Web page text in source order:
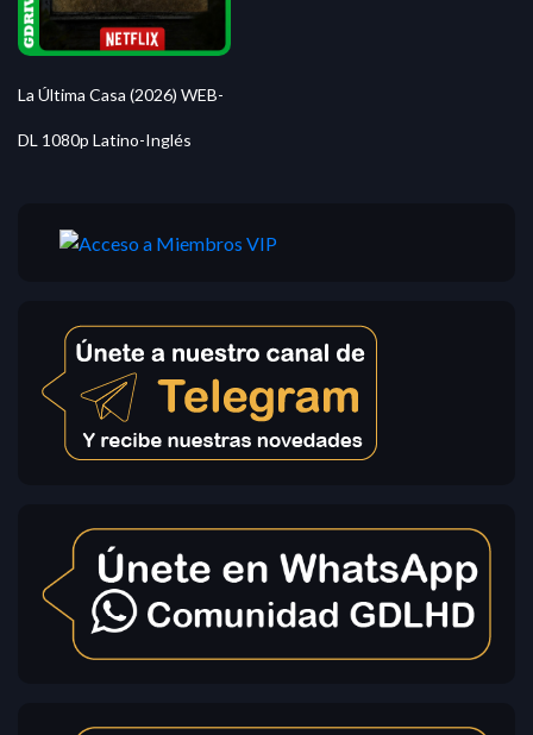
La Última Casa (2026) WEB-
DL 1080p Latino-Inglés